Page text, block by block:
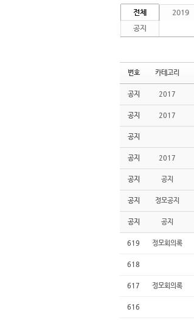
전체 2019
공지
번호 카테고리
공지 2017
공지 2017
공지
공지 2017
공지 공지
공지 정모공지
공지 공지
619 정모회의록
618
617 정모회의록
616